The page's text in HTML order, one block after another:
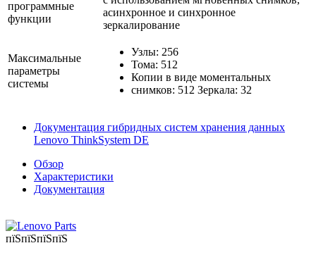
программные
функции
асинхронное и синхронное
зеркалирование
Максимальные
параметры
системы
Узлы: 256
Тома: 512
Копии в виде моментальных
снимков: 512 Зеркала: 32
Документация гибридных систем хранения данных
Lenovo ThinkSystem DE
Обзор
Характеристики
Документация
пїЅпїЅпїЅпїЅ